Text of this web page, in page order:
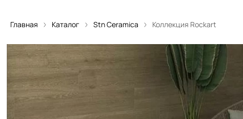
Главная Каталог Stn Ceramica Коллекция Rockart